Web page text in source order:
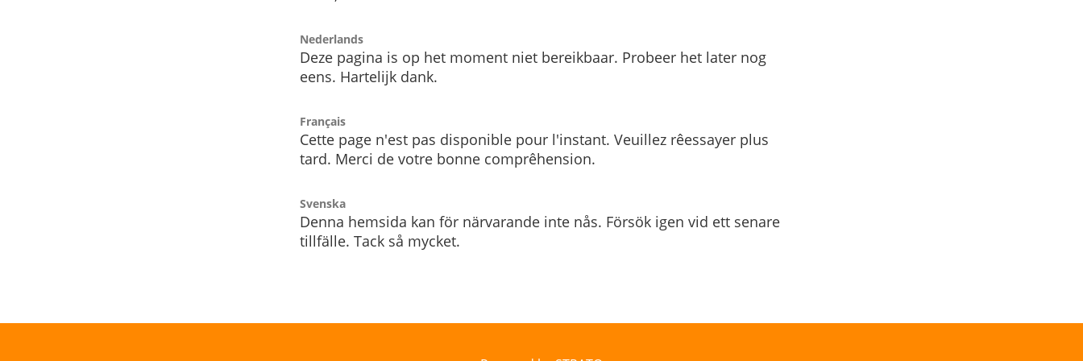
Nederlands
Deze pagina is op het moment niet bereikbaar. Probeer het later nog
eens. Hartelijk dank.
Français
Cette page n'est pas disponible pour l'instant. Veuillez rêessayer plus
tard. Merci de votre bonne comprêhension.
Svenska
Denna hemsida kan för närvarande inte nås. Försök igen vid ett senare
tillfälle. Tack så mycket.